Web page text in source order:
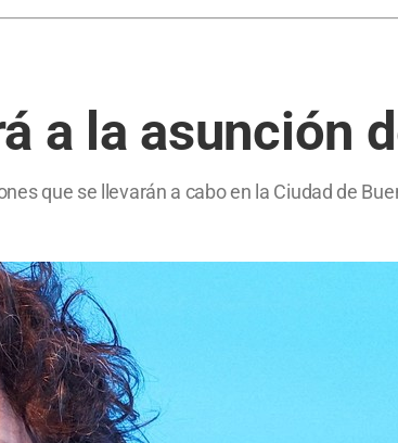
a la asunción
que se llevarán a cabo en la Ciudad de